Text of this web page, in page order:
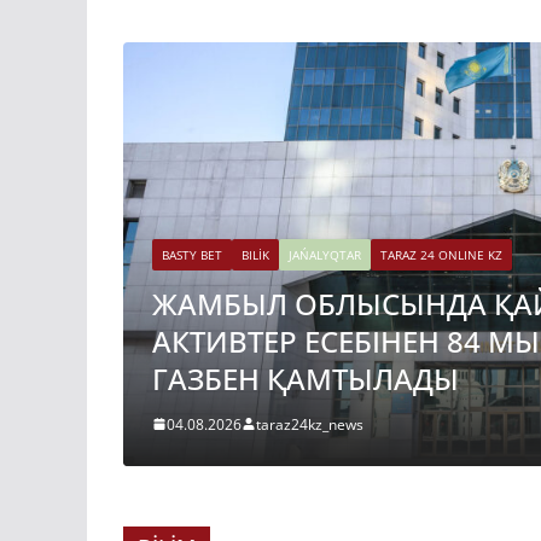
BASTY BET BILİK JAŃALYQTAR TARAZ 24 ONLINE KZ
ЖАМБЫЛ ОБЛЫСЫНДА
АКТИВТЕР ЕСЕБІНЕН 84
ГАЗБЕН ҚАМТЫЛАДЫ
04.08.2026 taraz24kz_news
BASTY BET
TARAZ 24 ONLINE KZ